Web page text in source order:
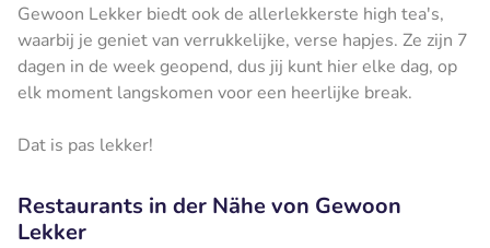
Gewoon Lekker biedt ook de allerlekkerste high tea's,
waarbij je geniet van verrukkelijke, verse hapjes. Ze zijn 7
dagen in de week geopend, dus jij kunt hier elke dag, op
elk moment langskomen voor een heerlijke break.
Dat is pas lekker!
Restaurants in der Nähe von Gewoon
Lekker